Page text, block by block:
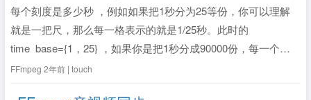
每个刻度是多少秒 ，例如如果把1秒分为25等份，你可以理解
就是一把尺，那么每一格表示的就是1/25秒。此时的
time_base={1，25} ，如果你是把1秒分成90000份，每一个刻
度就是1/90000秒，此时的time_base={1，90000}。在ffmpeg
FFmpeg 2年前 | touch